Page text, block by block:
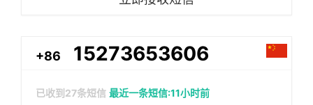
+86 15273653606
已收到 27条短信 最近一条短信:11小时前